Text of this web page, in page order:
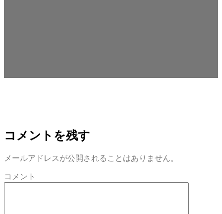
コメントを残す
メールアドレスが公開されることはありません。
コメント